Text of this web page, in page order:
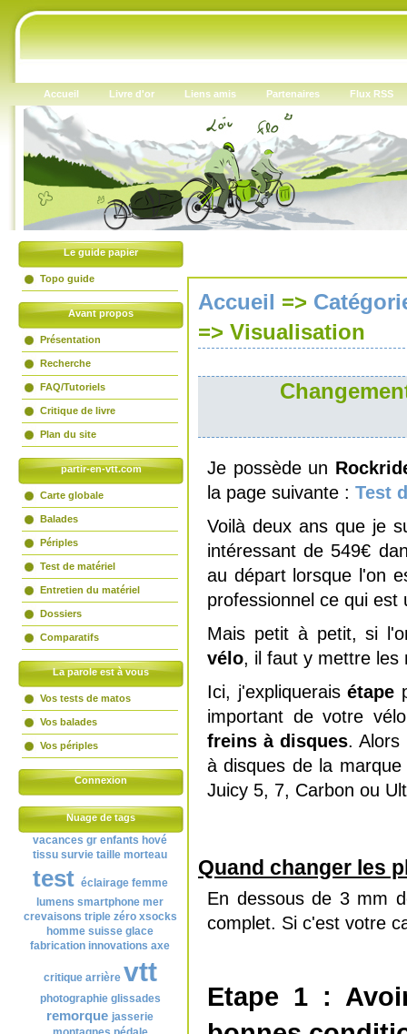
Accueil Livre d'or Liens amis Partenaires Flux RSS
Le guide papier
Topo guide
Avant propos
Présentation
Recherche
FAQ/Tutoriels
Critique de livre
Plan du site
partir-en-vtt.com
Carte globale
Balades
Périples
Test de matériel
Entretien du matériel
Dossiers
Comparatifs
La parole est à vous
Vos tests de matos
Vos balades
Vos périples
Connexion
Nuage de tags
vacances gr enfants hové
tissu survie taille morteau
test éclairage femme
lumens smartphone mer
crevaisons triple zéro xsocks
homme suisse glace
fabrication innovations axe
critique arrière vtt
photographie glissades
remorque jasserie
Accueil =>
=> Visualisation
Je possède un
la page suivante : Test
Voilà deux ans que je
intéressant de 549€
au départ lorsque l'on
professionnel ce qui est
Mais petit à petit, si
vélo, il faut y mettre les
Ici, j'expliqueraisétape
important de votre
freins à disques. Alors
à disques de la
Juicy 5, 7, Carbon ou
Quand changer les
En dessous de 3 mm
complet. Si c'est votre
Etape 1 :